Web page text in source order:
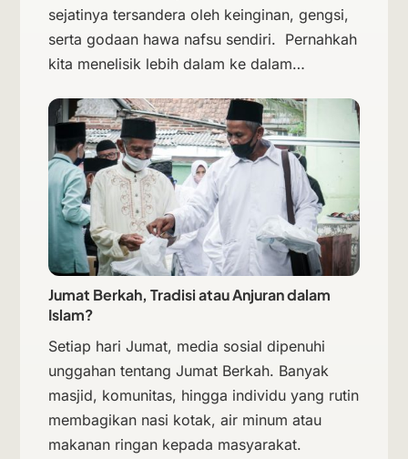
sejatinya tersandera oleh keinginan, gengsi,
serta godaan hawa nafsu sendiri. Pernahkah
kita menelisik lebih dalam ke dalam…
Jumat Berkah, Tradisi atau Anjuran dalam
Islam?
Setiap hari Jumat, media sosial dipenuhi
unggahan tentang Jumat Berkah. Banyak
masjid, komunitas, hingga individu yang rutin
membagikan nasi kotak, air minum atau
makanan ringan kepada masyarakat.